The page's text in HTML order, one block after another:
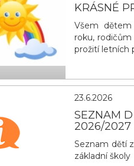
KRÁSNÉ
Všem
roku,
prožití letních
23.6.2026
SEZNAM
2026/2027
Seznam dětí
základní školy